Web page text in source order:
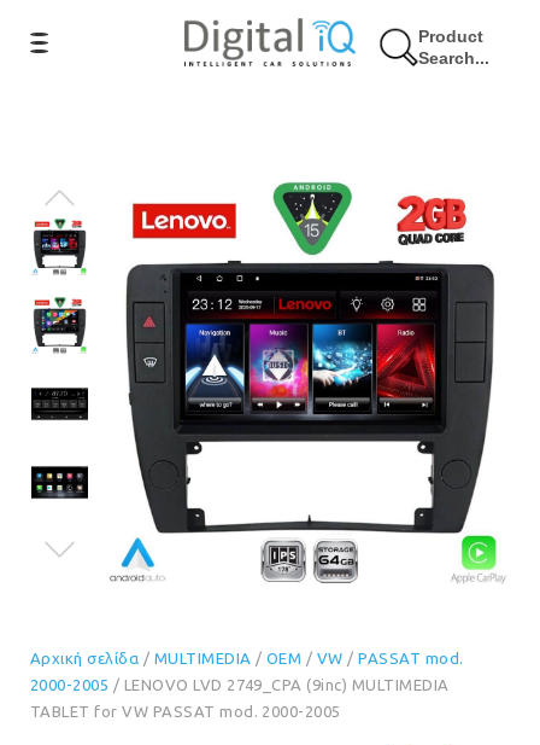
Product
Search...
17% Έκπτωση
Αρχική σελίδα / MULTIMEDIA / OEM / VW /PASSAT mod.
2000-2005 / LENOVO LVD 2749_CPA (9inc) MULTIMEDIA
TABLET for VW PASSAT mod. 2000-2005